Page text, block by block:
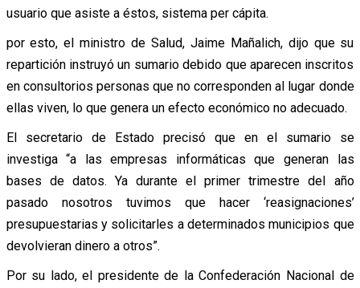
usuario que asiste a éstos, sistema per cápita.
por esto, el ministro de Salud, Jaime Mañalich, dijo que su
repartición instruyó un sumario debido que aparecen inscritos
en consultorios personas que no corresponden al lugar donde
ellas viven, lo que genera un efecto económico no adecuado.
El secretario de Estado precisó que en el sumario se
investiga “a las empresas informáticas que generan las
bases de datos. Ya durante el primer trimestre del año
pasado nosotros tuvimos que hacer ‘reasignaciones’
presupuestarias y solicitarles a determinados municipios que
devolvieran dinero a otros”.
Por su lado, el presidente de la Confederación Nacional de